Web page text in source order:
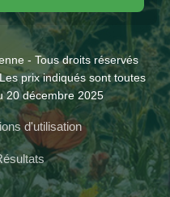
- Tous droits réservés
prix indiqués sont toutes
20 décembre 2025
d'utilisation